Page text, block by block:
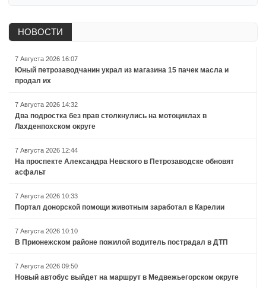
НОВОСТИ
7 Августа 2026 16:07
Юный петрозаводчанин украл из магазина 15 пачек масла и
продал их
7 Августа 2026 14:32
Два подростка без прав столкнулись на мотоциклах в
Лахденпохском округе
7 Августа 2026 12:44
На проспекте Александра Невского в Петрозаводске обновят
асфальт
7 Августа 2026 10:33
Портал донорской помощи животным заработал в Карелии
7 Августа 2026 10:10
В Прионежском районе пожилой водитель пострадал в ДТП
7 Августа 2026 09:50
Новый автобус выйдет на маршрут в Медвежьегорском округе